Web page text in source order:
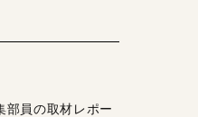
部員の取材レポー